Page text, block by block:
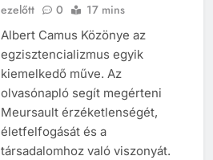
ezelőtt
0 17 mins
Albert Camus Közönye az
egzisztencializmus egyik
kiemelkedő műve. Az
olvasónapló segít megérteni
Meursault érzéketlenségét,
életfelfogását és a
társadalomhoz való viszonyát.